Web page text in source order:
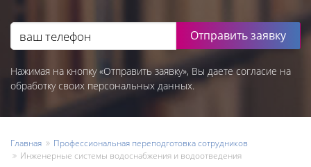
Отправить заявку
Нажимая на кнопку «Отправить заявку», Вы даете согласие на
обработку своих персональных данных.
Главная
Профессиональная переподготовка сотрудников
Инженерные системы водоснабжения и водоотведения